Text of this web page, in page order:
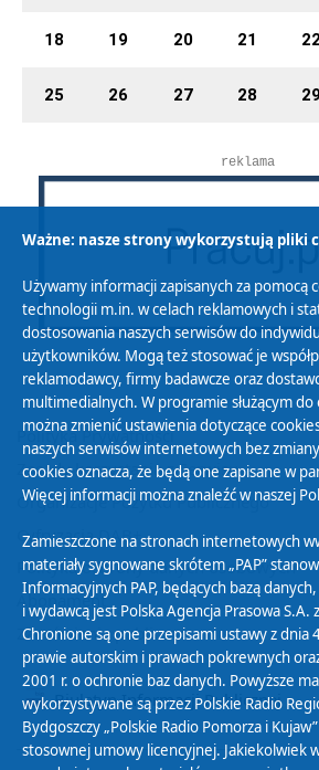
18 19 20 21 22
25 26 27 28 29
reklama
Polityka Prywatności
Zasady korzystania z Serwisu
Organizacje Pożytku Publicznego
Cyfryzacja DAB+
Polityka ochrony danych osobowych
Abonament
Zamówienia publiczne
Biuletyn Informacji Publicznej
Ważne: nasze strony wykorzystują pliki
Używamy informacji zapisanych za pomocą
technologii m.in. w celach reklamowych i
dostosowania naszych serwisów do
użytkowników. Mogą też stosować je
reklamodawcy, firmy badawcze oraz
multimedialnych. W programie służącym
można zmienić ustawienia dotyczące
naszych serwisów internetowych bez
cookies oznacza, że będą one zapisane w
Więcej informacji można znaleźć w naszej
Zamieszczone na stronach internetowych
materiały sygnowane skrótem „PAP”
Informacyjnych PAP, będących bazą
i wydawcą jest Polska Agencja Prasowa S.A.
Chronione są one przepisami ustawy z dnia
prawie autorskim i prawach pokrewnych
2001 r. o ochronie baz danych. Powyższe
wykorzystywane są przez Polskie Radio
Bydgoszczy „Polskie Radio Pomorza i
stosownej umowy licencyjnej. Jakiekolwiek